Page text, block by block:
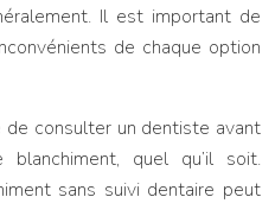
Il est important de
de chaque option
consulter un dentiste avant
quel qu’il soit.
sans suivi dentaire peut